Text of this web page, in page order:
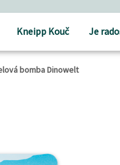
Kneipp Kouč Je
bomba Dinowelt